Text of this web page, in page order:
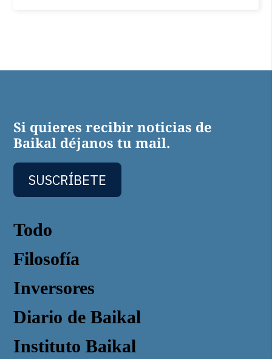
Todo
Filosofía
Inversores
Diario de Baikal
Instituto Baikal
Si quieres recibir noticias de
Baikal déjanos tu mail.
SUSCRÍBETE